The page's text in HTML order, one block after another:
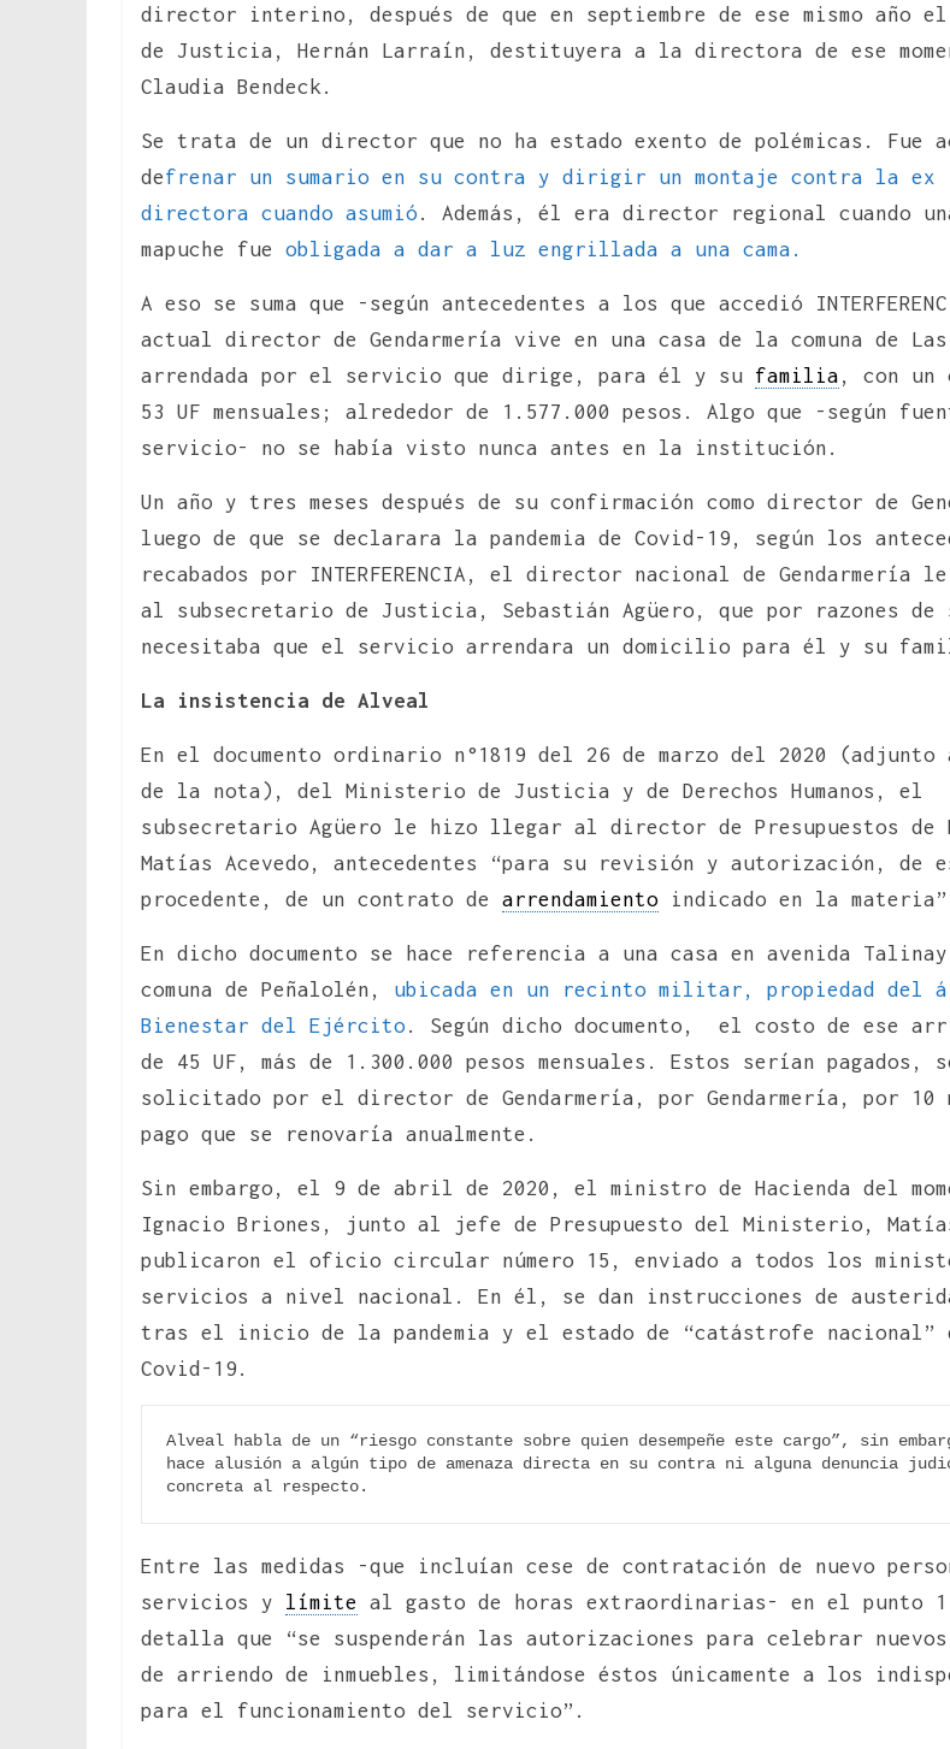
director interino, después de que en septiembre de ese mismo año
de Justicia, Hernán Larraín, destituyera a la directora de ese
Claudia Bendeck.
Se trata de un director que no ha estado exento de polémicas. Fue
defrenar un sumario en su contra y dirigir un montaje contra la ex
directora cuando asumió . Además, él era director regional cuando
mapuche fue obligada a dar a luz engrillada a una cama.
A eso se suma que -según antecedentes a los que accedió
actual director de Gendarmería vive en una casa de la comuna de Las
arrendada por el servicio que dirige, para él y su familia , con un
53 UF mensuales; alrededor de 1.577.000 pesos. Algo que -según
servicio- no se había visto nunca antes en la institución.
Un año y tres meses después de su confirmación como director de
luego de que se declarara la pandemia de Covid-19, según los
recabados por INTERFERENCIA, el director nacional de Gendarmería le
al subsecretario de Justicia, Sebastián Agüero, que por razones de
necesitaba que el servicio arrendara un domicilio para él y su
La insistencia de Alveal
En el documento ordinario n°1819 del 26 de marzo del 2020
de la nota), del Ministerio de Justicia y de Derechos Humanos, el
subsecretario Agüero le hizo llegar al director de Presupuestos de
Matías Acevedo, antecedentes “para su revisión y autorización, de
procedente, de un contrato de arrendamiento indicado en la
En dicho documento se hace referencia a una casa en avenida
comuna de Peñalolén, ubicada en un recinto militar, propiedad del
Bienestar del Ejército . Según dicho documento, el costo de ese
de 45 UF, más de 1.300.000 pesos mensuales. Estos serían pagados,
solicitado por el director de Gendarmería, por Gendarmería, por 10
pago que se renovaría anualmente.
Sin embargo, el 9 de abril de 2020, el ministro de Hacienda del
Ignacio Briones, junto al jefe de Presupuesto del Ministerio, Matías
publicaron el oficio circular número 15, enviado a todos los
servicios a nivel nacional. En él, se dan instrucciones de
tras el inicio de la pandemia y el estado de “catástrofe nacional”
Covid-19.
Alveal habla de un “riesgo constante sobre quien desempeñe este cargo”, sin
hace alusión a algún tipo de amenaza directa en su contra ni alguna denuncia
concreta al respecto.
Entre las medidas -que incluían cese de contratación de nuevo
servicios y límite al gasto de horas extraordinarias- en el punto
detalla que “se suspenderán las autorizaciones para celebrar
de arriendo de inmuebles, limitándose éstos únicamente a los
para el funcionamiento del servicio”.